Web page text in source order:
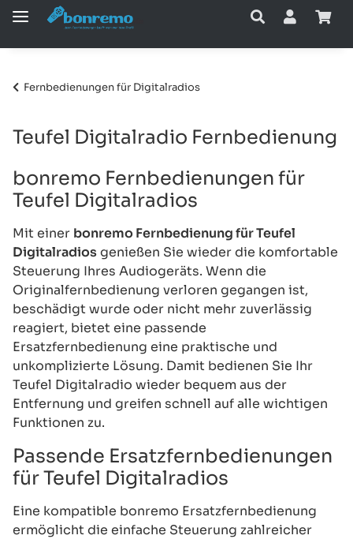
Fernbedienungen für Digitalradios
Teufel Digitalradio Fernbedienung
bonremo Fernbedienungen für
Teufel Digitalradios
Mit einer bonremo Fernbedienung für Teufel
Digitalradiosgenießen Sie wieder die komfortable
Steuerung Ihres Audiogeräts. Wenn die
Originalfernbedienung verloren gegangen ist,
beschädigt wurde oder nicht mehr zuverlässig
reagiert, bietet eine passende
Ersatzfernbedienung eine praktische und
unkomplizierte Lösung. Damit bedienen Sie Ihr
Teufel Digitalradio wieder bequem aus der
Entfernung und greifen schnell auf alle wichtigen
Funktionen zu.
Passende Ersatzfernbedienungen
für Teufel Digitalradios
Eine kompatible bonremo Ersatzfernbedienung
ermöglicht die einfache Steuerung zahlreicher